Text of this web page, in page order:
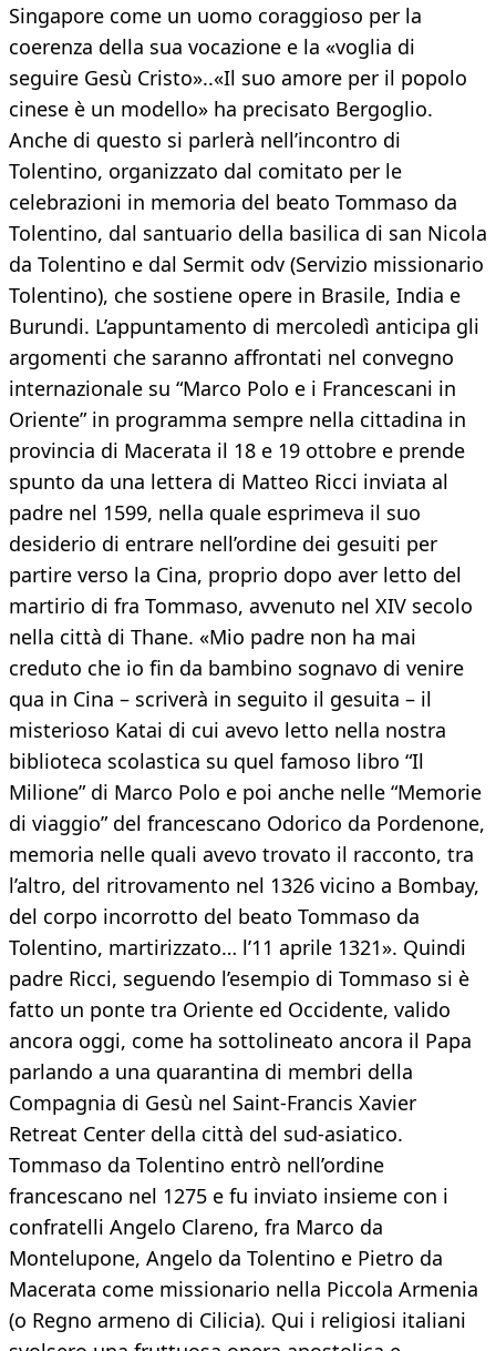
Singapore come un uomo coraggioso per la
coerenza della sua vocazione e la «voglia di
seguire Gesù Cristo»..«Il suo amore per il popolo
cinese è un modello» ha precisato Bergoglio.
Anche di questo si parlerà nell’incontro di
Tolentino, organizzato dal comitato per le
celebrazioni in memoria del beato Tommaso da
Tolentino, dal santuario della basilica di san Nicola
da Tolentino e dal Sermit odv (Servizio missionario
Tolentino), che sostiene opere in Brasile, India e
Burundi. L’appuntamento di mercoledì anticipa gli
argomenti che saranno affrontati nel convegno
internazionale su “Marco Polo e i Francescani in
Oriente” in programma sempre nella cittadina in
provincia di Macerata il 18 e 19 ottobre e prende
spunto da una lettera di Matteo Ricci inviata al
padre nel 1599, nella quale esprimeva il suo
desiderio di entrare nell’ordine dei gesuiti per
partire verso la Cina, proprio dopo aver letto del
martirio di fra Tommaso, avvenuto nel XIV secolo
nella città di Thane. «Mio padre non ha mai
creduto che io fin da bambino sognavo di venire
qua in Cina – scriverà in seguito il gesuita – il
misterioso Katai di cui avevo letto nella nostra
biblioteca scolastica su quel famoso libro “Il
Milione” di Marco Polo e poi anche nelle “Memorie
di viaggio” del francescano Odorico da Pordenone,
memoria nelle quali avevo trovato il racconto, tra
l’altro, del ritrovamento nel 1326 vicino a Bombay,
del corpo incorrotto del beato Tommaso da
Tolentino, martirizzato… l’11 aprile 1321». Quindi
padre Ricci, seguendo l’esempio di Tommaso si è
fatto un ponte tra Oriente ed Occidente, valido
ancora oggi, come ha sottolineato ancora il Papa
parlando a una quarantina di membri della
Compagnia di Gesù nel Saint-Francis Xavier
Retreat Center della città del sud-asiatico.
Tommaso da Tolentino entrò nell’ordine
francescano nel 1275 e fu inviato insieme con i
confratelli Angelo Clareno, fra Marco da
Montelupone, Angelo da Tolentino e Pietro da
Macerata come missionario nella Piccola Armenia
(o Regno armeno di Cilicia). Qui i religiosi italiani